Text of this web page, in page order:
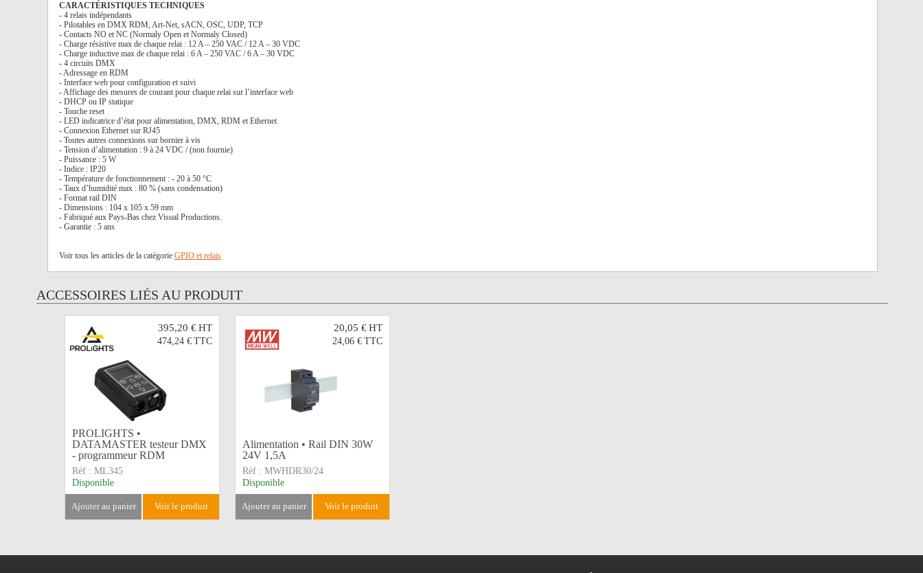
CARACTÉRISTIQUES TECHNIQUES
- 4 relais indépendants
- Pilotables en DMX RDM, Art-Net, sACN, OSC, UDP, TCP
- Contacts NO et NC (Normaly Open et Normaly Closed)
- Charge résistive max de chaque relai : 12 A – 250 VAC / 12 A – 30 VDC
- Charge inductive max de chaque relai : 6 A – 250 VAC / 6 A – 30 VDC
- 4 circuits DMX
- Adressage en RDM
- Interface web pour configuration et suivi
- Affichage des mesures de courant pour chaque relai sur l’interface web
- DHCP ou IP statique
- Touche reset
- LED indicatrice d’état pour alimentation, DMX, RDM et Ethernet
- Connexion Ethernet sur RJ45
- Toutes autres connexions sur bornier à vis
- Tension d’alimentation : 9 à 24 VDC / (non fournie)
- Puissance : 5 W
- Indice : IP20
- Température de fonctionnement : - 20 à 50 °C
- Taux d’humidité max : 80 % (sans condensation)
- Format rail DIN
- Dimensions : 104 x 105 x 59 mm
- Fabriqué aux Pays-Bas chez Visual Productions.
- Garantie : 5 ans
Voir tous les articles de la catégorie GPIO et relais
ACCESSOIRES LIÉS AU PRODUIT
395,20 €HT
474,24 € TTC
PROLIGHTS •
DATAMASTER testeur DMX
- programmeur RDM
Réf : ML345
Disponible
ajouter au panier voir le produit
20,05 €HT
24,06 € TTC
Alimentation • Rail DIN 30W
24V 1,5A
Réf : MWHDR30/24
Disponible
ajouter au panier voir le produit